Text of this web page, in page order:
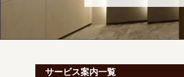
サービス案内一覧